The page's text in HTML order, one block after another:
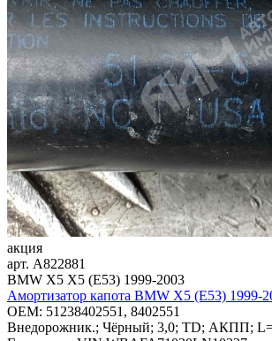
акция
арт. A822881
BMW X5 X5 (E53) 1999-2003
Амортизатор капота BMW X5 (E53) 1999-
OEM: 51238402551, 8402551
Внедорожник.; Чёрный; 3,0; TD; АКПП;